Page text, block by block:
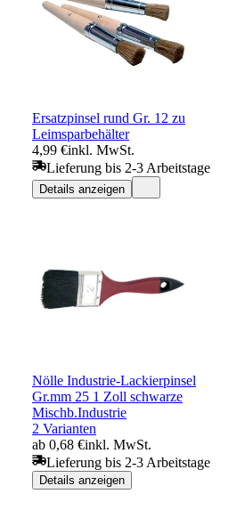
Ersatzpinsel rund Gr. 12 zu
Leimsparbehälter
4,99 €inkl. MwSt.
Lieferung bis 2-3 Arbeitstage
Details anzeigen
Nölle Industrie-Lackierpinsel
Gr.mm 25 1 Zoll schwarze
Mischb.Industrie
2 Varianten
ab 0,68 €inkl. MwSt.
Lieferung bis 2-3 Arbeitstage
Details anzeigen